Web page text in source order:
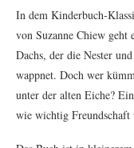
In dem Kinderbuch-
von Suzanne Chiew
Dachs, der die Nester
wappnet. Doch wer
unter der alten Eiche?
wie wichtig